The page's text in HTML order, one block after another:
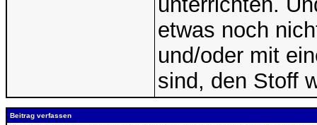
etwas noch
und/oder mit
sind, den Stoff
Beitrag verfassen